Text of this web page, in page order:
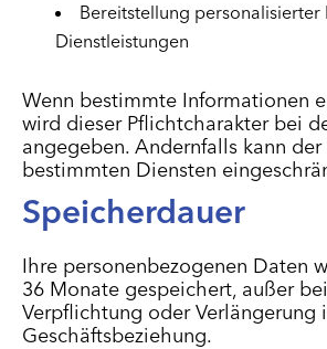
Bereitstellung personalisierter
Dienstleistungen
Wenn bestimmte Informationen
wird dieser Pflichtcharakter bei
angegeben. Andernfalls kann der
bestimmten Diensten
Speicherdauer
Ihre personenbezogenen Daten
36 Monate gespeichert, außer
Verpflichtung oder Verlängerung
Geschäftsbeziehung.